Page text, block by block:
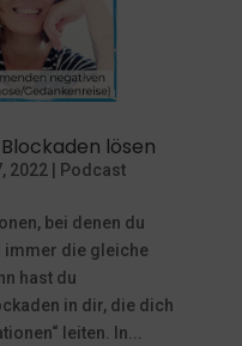
lösen
2022 Podcast
bei denen du
immer die gleiche
hast du
in dir, die dich
leiten. In...